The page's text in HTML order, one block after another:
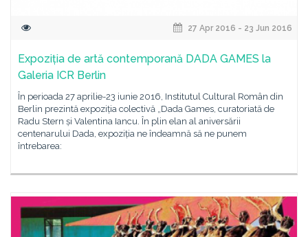
27 Apr 2016 - 23 Jun 2016
Expoziția de artă contemporană DADA GAMES la
Galeria ICR Berlin
În perioada 27 aprilie-23 iunie 2016, Institutul Cultural Român din
Berlin prezintă expoziția colectivă „Dada Games, curatoriată de
Radu Stern și Valentina Iancu. În plin elan al aniversării
centenarului Dada, expoziția ne îndeamnă să ne punem
întrebarea: